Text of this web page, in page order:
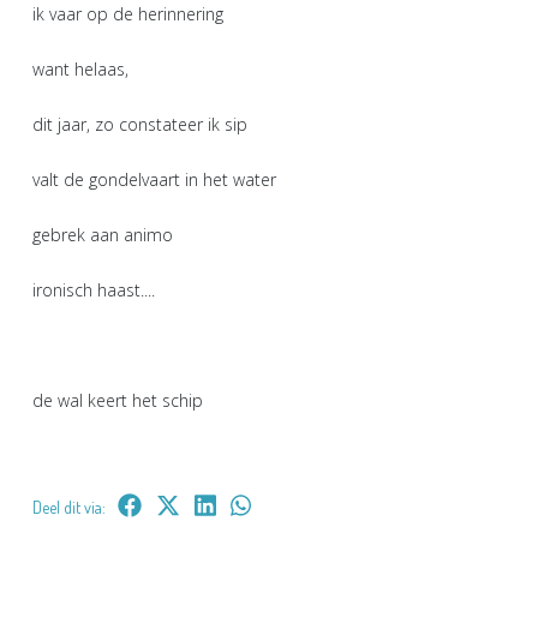
ik vaar op de herinnering
want helaas,
dit jaar, zo constateer ik sip
valt de gondelvaart in het water
gebrek aan animo
ironisch haast....
de wal keert het schip
Deel dit via: